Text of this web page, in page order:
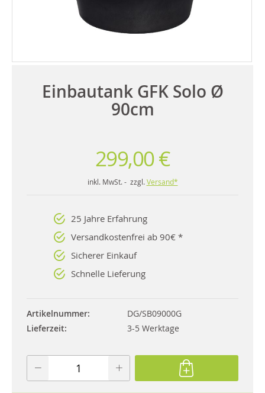
Einbautank GFK Solo Ø
90cm
299,00 €
inkl. MwSt. - zzgl. Versand*
25 Jahre Erfahrung
Versandkostenfrei ab 90€ *
Sicherer Einkauf
Schnelle Lieferung
Artikelnummer
DG/SB09000G
Lieferzeit
3-5 Werktage